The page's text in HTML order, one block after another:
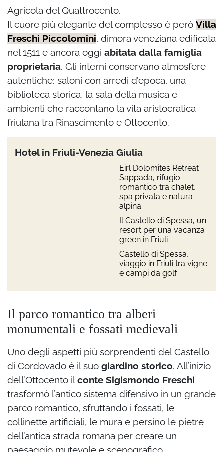
Agricola del Quattrocento.
Il cuore più elegante del complesso è però Villa
Freschi Piccolomini, dimora veneziana edificata
nel 1511 e ancora oggi abitata dalla famiglia
proprietaria. Gli interni conservano atmosfere
autentiche: saloni con arredi d’epoca, una
biblioteca storica, la sala della musica e
ambienti che raccontano la vita aristocratica
friulana tra Rinascimento e Ottocento.
Hotel in Friuli-Venezia Giulia
Eirl Dolomites Retreat
Sappada, rifugio
romantico tra chalet,
spa privata e natura
alpina
Il Castello di Spessa, un
resort per una vacanza
green in Friuli
Castello di Spessa,
viaggio in Friuli tra vigne
e campi da golf
Il parco romantico tra alberi
monumentali e fossati medievali
Uno degli aspetti più sorprendenti del Castello
di Cordovado è il suo giardino storico. All’inizio
dell’Ottocento ilconte Sigismondo Freschi
trasformò l’antico sistema difensivo in un grande
parco romantico, sfruttando i fossati, le
collinette artificiali, le mura e persino le pietre
dell’antica strada romana per creare un